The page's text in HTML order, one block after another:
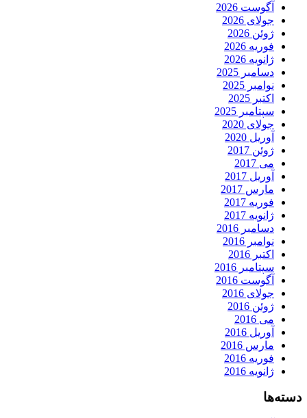
آگوست 2026
جولای 2026
ژوئن 2026
فوریه 2026
ژانویه 2026
دسامبر 2025
نوامبر 2025
اکتبر 2025
سپتامبر 2025
جولای 2020
آوریل 2020
ژوئن 2017
می 2017
آوریل 2017
مارس 2017
فوریه 2017
ژانویه 2017
دسامبر 2016
نوامبر 2016
اکتبر 2016
سپتامبر 2016
آگوست 2016
جولای 2016
ژوئن 2016
می 2016
آوریل 2016
مارس 2016
فوریه 2016
ژانویه 2016
دسته‌ها